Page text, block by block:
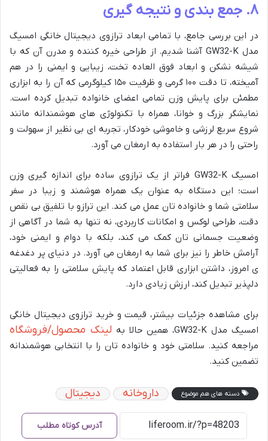
۸. جمع بندی و نتیجه گیری
در این بررسی جامع، با تمامی ابعاد ترازوی دیجیتال خانگی امسیگ
مدل GW32-K آشنا شدیم. از طراحی خیره کننده و مدرن آن که با
شیشه نشکن و ابعاد فوق العاده تخت، زیبایی و ایمنی را در هم
آمیخته، تا دقت ۱۰۰ گرمی و ظرفیت ۱۵۰ کیلوگرمی که آن را به ابزاری
مطمئن برای پایش وزن تمامی اعضای خانواده تبدیل کرده است.
نمایشگر بزرگ و خوانا، همراه با تکنولوژی های هوشمندانه مانند
شروع سریع لرزشی و خاموشی خودکار، تجربه ای بی نظیر از سهولت و
راحتی را در هر بار استفاده به ارمغان می آورد.
امسیگ GW32-K فراتر از یک ترازوی ساده برای اندازه گیری وزن
است؛ این دستگاه به عنوان یک همراه هوشمند و زیبا در سفر
سلامتی شما و خانواده تان عمل می کند. این ترازو با تلفیق بی نقص
دقت، طراحی لوکس و امکانات کاربردی، نه تنها به شما در آگاهی از
وضعیت جسمانی تان کمک می کند، بلکه با دوام و ایمنی خود،
آرامش خاطر را نیز برای شما به ارمغان می آورد. در دنیای پر دغدغه
ی امروز، داشتن ابزاری قابل اعتماد که پایش سلامتی را به فعالیتی
دلپذیر تبدیل کند، ارزش زیادی دارد.
برای مشاهده جزئیات بیشتر، قیمت و خرید ترازوی دیجیتال خانگی
امسیگ مدل GW32-K، همین حالا به
لینک محصول/فروشگاه
مراجعه کنید. سلامتی خود و خانواده تان را با انتخابی هوشمندانه
تضمین کنید.
دسته های هم موضوع داروخانه دیجیتال
آدرس کوتاه مطلب